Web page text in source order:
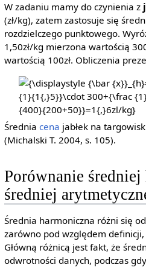
W zadaniu mamy do czynienia z
(zł/kg), zatem zastosuje się
rozdzielczego punktowego.
1,50zł/kg mierzona wartością
wartością 100zł. Obliczenia
{\displaystyle {\bar
{x}}_{h}={\frac
{300+100}{{\frac {1}
{1{,}5}}\cdot 300+
{\frac {1}{2}}\cdot
Średnia cena jabłek na
(Michalski T. 2004, s. 105).
Porównanie
średniej
Średnia harmoniczna różni się
zarówno pod względem
Główną różnicą jest fakt, że
odwrotności danych, podczas